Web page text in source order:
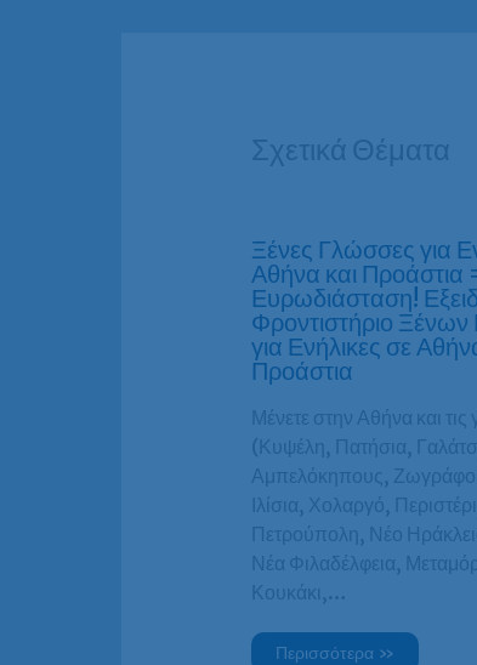
Σχετικά Θέματα
Ξένες Γλώσσες για
Αθήνα και Προάστια
Ευρωδιάσταση!
Φροντιστήριο
για Ενήλικες σε
Προάστια
Μένετε στην Αθήνα και
(Κυψέλη, Πατήσια,
Αμπελόκηπους,
Ιλίσια, Χολαργό,
Πετρούπολη, Νέο
Νέα Φιλαδέλφεια,
Κουκάκι,…
Περισσότερα »